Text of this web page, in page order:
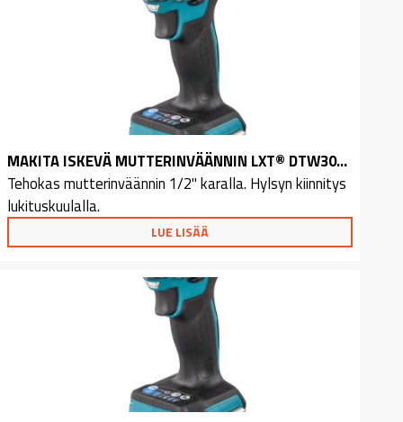
MAKITA ISKEVÄ MUTTERINVÄÄNNIN LXT® DTW301RTJ
Tehokas mutterinväännin 1/2" karalla. Hylsyn kiinnitys
lukituskuulalla.
LUE LISÄÄ